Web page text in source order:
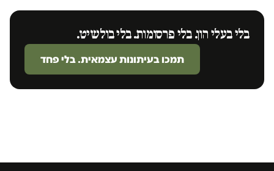
בלי בעלי הון. בלי פרסומות. בלי בולשיט.
תמכו בעיתונות עצמאית. בלי פחד